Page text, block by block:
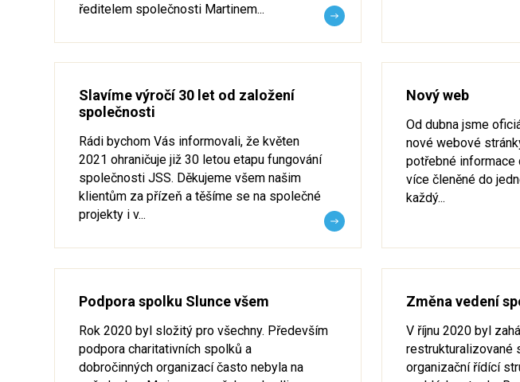
ředitelem společnosti Martinem...
Slavíme výročí 30 let od založení
společnosti
Rádi bychom Vás informovali, že květen
2021 ohraničuje již 30 letou etapu fungování
společnosti JSS. Děkujeme všem našim
klientům za přízeň a těšíme se na společné
projekty i v...
Nový web
Od dubna jsme
nové webové
potřebné
více členěné do
každý...
Podpora spolku Slunce všem
Rok 2020 byl složitý pro všechny. Především
podpora charitativních spolků a
dobročinných organizací často nebyla na
Změna vedení
V říjnu 2020 byl
restrukturalizované
organizační řídící